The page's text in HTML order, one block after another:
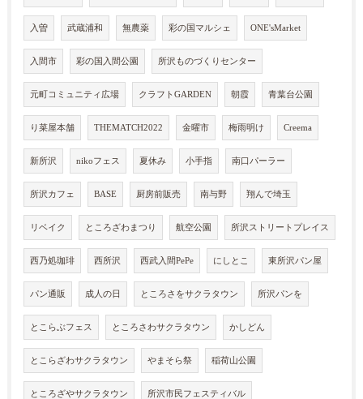
入曽 武蔵浦和 無農薬 彩の国マルシェ ONE'sMarket
入間市 彩の国入間公園 所沢ものづくりセンター
元町コミュニティ広場 クラフトGARDEN 朝霞 青葉台公園
り菜屋本舗 THEMATCH2022 金曜市 梅雨明け Creema
新所沢 nikoフェス 夏休み 小手指 南口パーラー
所沢カフェ BASE 厨房前販売 南与野 翔んで埼玉
リベイク ところざわまつり 航空公園 所沢ストリートプレイス
西乃処珈琲 西所沢 西武入間PePe にしとこ 東所沢パン屋
パン通販 成人の日 ところさをサクラタウン 所沢パンを
とこらぶフェス ところさわサクラタウン かしどん
とこらざわサクラタウン やまそら祭 稲荷山公園
ところざやサクラタウン 所沢市民フェスティバル